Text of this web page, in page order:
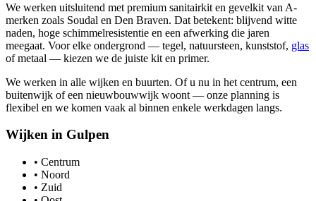
We werken uitsluitend met premium sanitairkit en gevelkit van A-
merken zoals Soudal en Den Braven. Dat betekent: blijvend witte
naden, hoge schimmelresistentie en een afwerking die jaren
meegaat. Voor elke ondergrond — tegel, natuursteen, kunststof, glas
of metaal — kiezen we de juiste kit en primer.
We werken in alle wijken en buurten. Of u nu in het centrum, een
buitenwijk of een nieuwbouwwijk woont — onze planning is
flexibel en we komen vaak al binnen enkele werkdagen langs.
Wijken in Gulpen
• Centrum
• Noord
• Zuid